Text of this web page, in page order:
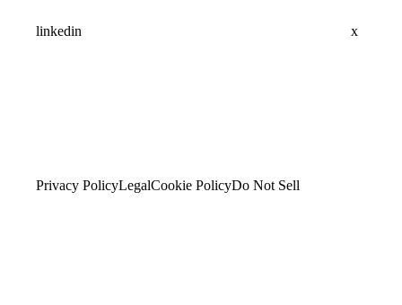
linkedin x
Privacy PolicyLegalCookie PolicyDo Not Sell